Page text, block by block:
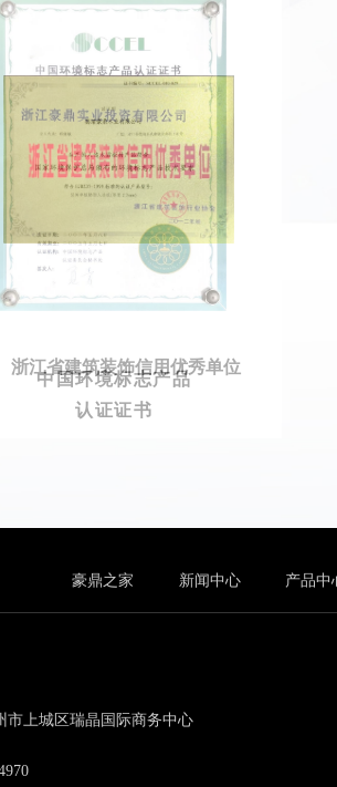
中国环境标志产品
认证证书
浙江省建筑装饰信用优秀单位
豪鼎之家 新闻中心 产品中
市上城区瑞晶国际商务中心